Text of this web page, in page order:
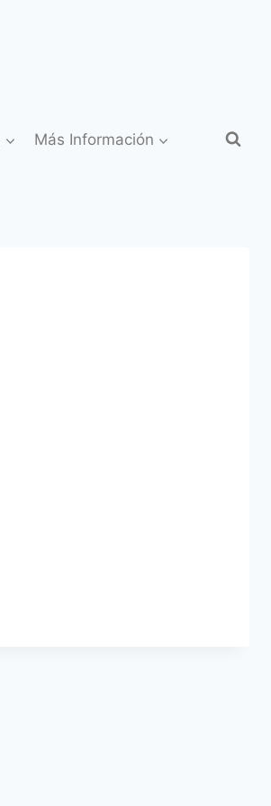
Más Información